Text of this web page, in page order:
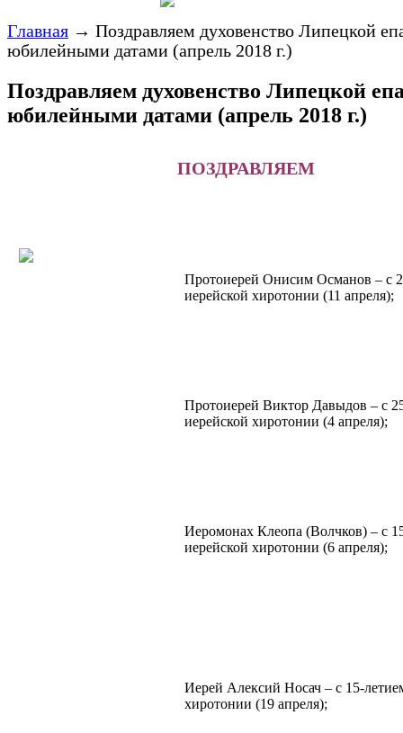
Главная → Поздравляем духовенство Липецкой
юбилейными датами (апрель 2018 г.)
Поздравляем духовенство Липецкой
юбилейными датами (апрель 2018 г.)
ПОЗДРАВЛЯЕМ
Протоиерей Онисим Османов – с
иерейской хиротонии (11 апреля);
Протоиерей Виктор Давыдов – с
иерейской хиротонии (4 апреля);
Иеромонах Клеопа (Волчков) – с
иерейской хиротонии (6 апреля);
Иерей Алексий Носач – с 15-
хиротонии (19 апреля);